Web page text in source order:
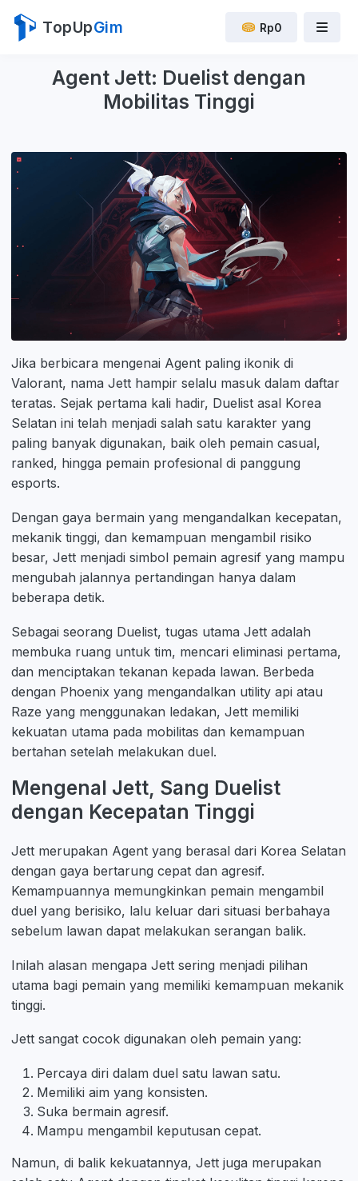
TopUpGim Rp0
Agent Jett: Duelist dengan
Mobilitas Tinggi
Jika berbicara mengenai Agent paling ikonik di
Valorant, nama Jett hampir selalu masuk dalam daftar
teratas. Sejak pertama kali hadir, Duelist asal Korea
Selatan ini telah menjadi salah satu karakter yang
paling banyak digunakan, baik oleh pemain casual,
ranked, hingga pemain profesional di panggung
esports.
Dengan gaya bermain yang mengandalkan kecepatan,
mekanik tinggi, dan kemampuan mengambil risiko
besar, Jett menjadi simbol pemain agresif yang mampu
mengubah jalannya pertandingan hanya dalam
beberapa detik.
Sebagai seorang Duelist, tugas utama Jett adalah
membuka ruang untuk tim, mencari eliminasi pertama,
dan menciptakan tekanan kepada lawan. Berbeda
dengan Phoenix yang mengandalkan utility api atau
Raze yang menggunakan ledakan, Jett memiliki
kekuatan utama pada mobilitas dan kemampuan
bertahan setelah melakukan duel.
Mengenal Jett, Sang Duelist
dengan Kecepatan Tinggi
Jett merupakan Agent yang berasal dari Korea Selatan
dengan gaya bertarung cepat dan agresif.
Kemampuannya memungkinkan pemain mengambil
duel yang berisiko, lalu keluar dari situasi berbahaya
sebelum lawan dapat melakukan serangan balik.
Inilah alasan mengapa Jett sering menjadi pilihan
utama bagi pemain yang memiliki kemampuan mekanik
tinggi.
Jett sangat cocok digunakan oleh pemain yang:
Percaya diri dalam duel satu lawan satu.
Memiliki aim yang konsisten.
Suka bermain agresif.
Mampu mengambil keputusan cepat.
Namun, di balik kekuatannya, Jett juga merupakan